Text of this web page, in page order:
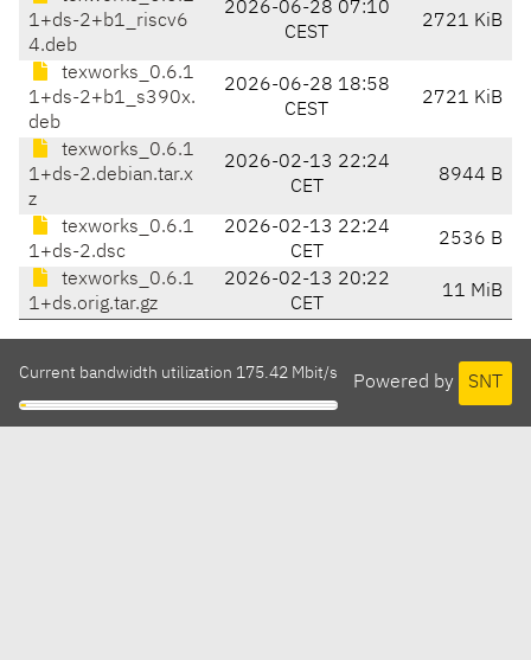
1+ds-2+b1_riscv6
4.deb
2026-06-28 07:10
CEST
2721 KiB
texworks_0.6.1
1+ds-2+b1_s390x.
deb
2026-06-28 18:58
CEST
2721 KiB
texworks_0.6.1
1+ds-2.debian.tar.x
z
2026-02-13 22:24
CET
8944 B
texworks_0.6.1
1+ds-2.dsc
2026-02-13 22:24
CET
2536 B
texworks_0.6.1
1+ds.orig.tar.gz
2026-02-13 20:22
CET
11 MiB
Powered by SNT
Current bandwidth utilization 175.42 Mbit/s